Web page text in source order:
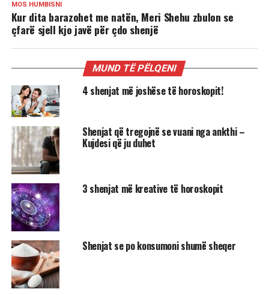
MOS HUMBISNI
Kur dita barazohet me natën, Meri Shehu zbulon se
çfarë sjell kjo javë për çdo shenjë
MUND TË PËLQENI
4 shenjat më joshëse të horoskopit!
Shenjat që tregojnë se vuani nga ankthi –
Kujdesi që ju duhet
3 shenjat më kreative të horoskopit
Shenjat se po konsumoni shumë sheqer